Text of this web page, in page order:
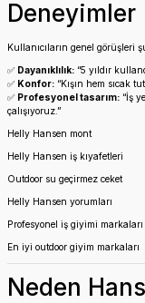
Deneyimler
Kullanıcıların genel görüşleri
✅ Dayanıklılık: “5 yıldır
✅ Konfor: “Kışın hem sıcak
✅ Profesyonel tasarım: “İş
çalışıyoruz.”
Helly Hansen mont
Helly Hansen iş kıyafetleri
Outdoor su geçirmez ceket
Helly Hansen yorumları
Profesyonel iş giyimi markaları
En iyi outdoor giyim markaları
Neden